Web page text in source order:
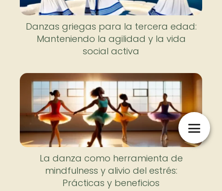
Danzas griegas para la tercera edad:
Manteniendo la agilidad y la vida
social activa
La danza como herramienta de
mindfulness y alivio del estrés:
Prácticas y beneficios